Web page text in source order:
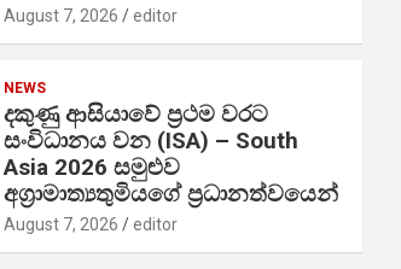
August 7, 2026 editor
NEWS
දකුණු ආසියාවේ ප්‍රථම වරට
සංවිධානය වන (ISA) – South
Asia 2026 සමුළුව
අග්‍රාමාත්‍යතුමියගේ ප්‍රධානත්වයෙන්
August 7, 2026 editor